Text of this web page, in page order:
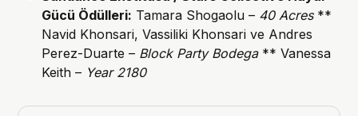
Gücü Ödülleri: Tamara Shogaolu – 40 Acres**
Navid Khonsari, Vassiliki Khonsari ve Andres
Perez-Duarte – Block Party Bodega** Vanessa
Keith – Year 2180